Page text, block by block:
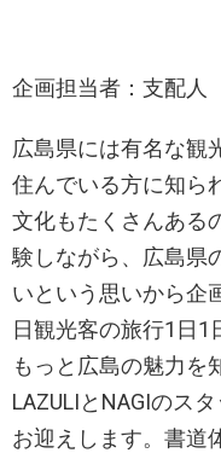
企画担当者：支配
広島県には有名な観
住んでいる方に知ら
文化もたくさんある
験しながら、広島県
いという思いから企
日観光客の旅行1日1
もっと広島の魅力を
LAZULIとNAGIのス
お迎えします。書道